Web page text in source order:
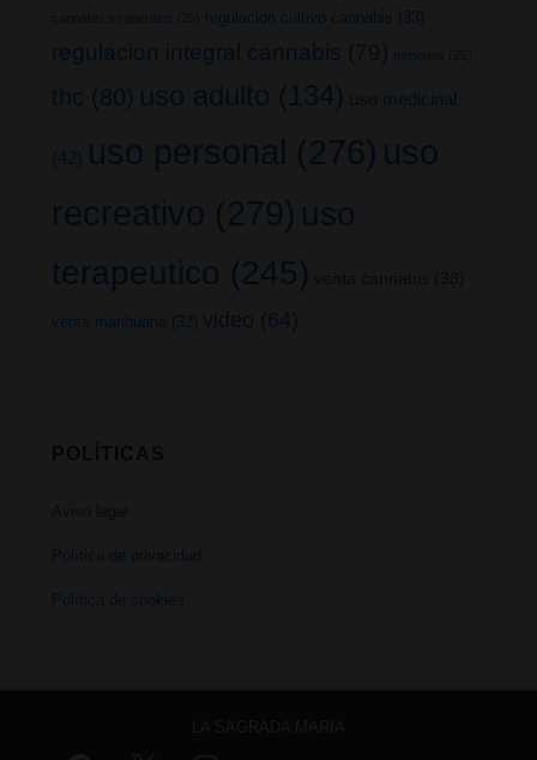
cannabis terapeutico (25) regulacion cultivo cannabis (33)
regulacion integral cannabis (79) terpenos (25)
thc (80) uso adulto (134) uso medicinal
(42) uso personal (276) uso
recreativo (279) uso
terapeutico (245) venta cannabis (38)
venta marihuana (32) video (64)
Aviso legal
Política de privacidad
Política de cookies